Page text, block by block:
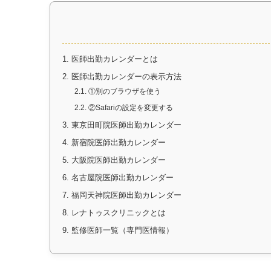
1.
医師出勤カレンダーとは
2. 医師出勤カレンダーの表示方法
2.1.
①別のブラウザを使う
2.2. ②Safariの設定を変更する
3. 東京田町院医師出勤カレンダー
4. 新宿院医師出勤カレンダー
5. 大阪院医師出勤カレンダー
6. 名古屋院医師出勤カレンダー
7. 福岡天神院医師出勤カレンダー
8.
レナトゥスクリニックとは
9. 監修医師一覧（専門医情報）